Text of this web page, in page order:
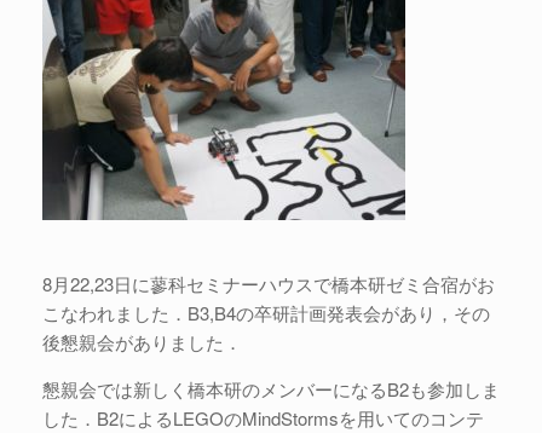
8月22,23日に蓼科セミナーハウスで橋本研ゼミ合宿がお
こなわれました．B3,B4の卒研計画発表会があり，その
後懇親会がありました．
懇親会では新しく橋本研のメンバーになるB2も参加しま
した．B2によるLEGOのMindStormsを用いてのコンテ